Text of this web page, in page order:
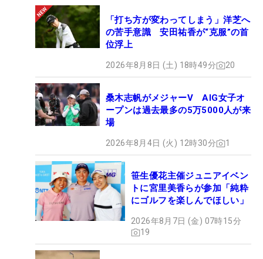
「打ち方が変わってしまう」洋芝へ
の苦手意識 安田祐香が“克服”の首
位浮上
2026年8月8日 (土) 18時49分 20
桑木志帆がメジャーV AIG女子オ
ープンは過去最多の5万5000人が来
場
2026年8月4日 (火) 12時30分 1
笹生優花主催ジュニアイベン
トに宮里美香らが参加「純粋
にゴルフを楽しんでほしい」
2026年8月7日 (金) 07時15分
19